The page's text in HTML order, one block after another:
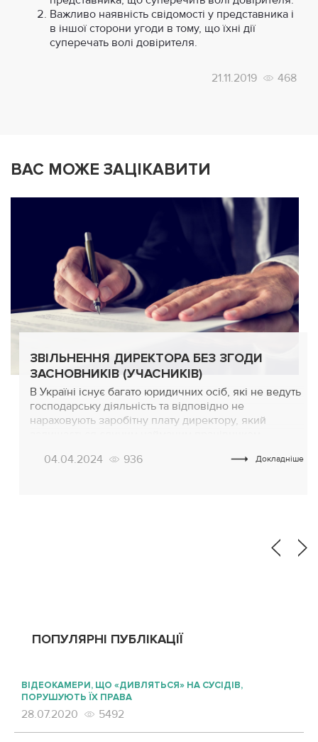
Важливо наявність свідомості у представника і
в іншої сторони угоди в тому, що їхні дії
суперечать волі довірителя.
21.11.2019 468
ВАС МОЖЕ ЗАЦІКАВИТИ
ЗВІЛЬНЕННЯ ДИРЕКТОРА БЕЗ ЗГОДИ
ЗАСНОВНИКІВ (УЧАСНИКІВ)
В Україні існує багато юридичних осіб, які не ведуть
господарську діяльність та відповідно не
нараховують заробітну плату директору, який
складна, тому власники не поспішають їх закривати.
04.04.2024 936 Докладніше
ПОПУЛЯРНІ ПУБЛІКАЦІЇ
ВІДЕОКАМЕРИ, ЩО «ДИВЛЯТЬСЯ» НА СУСІДІВ,
ПОРУШУЮТЬ ЇХ ПРАВА
28.07.2020 5492